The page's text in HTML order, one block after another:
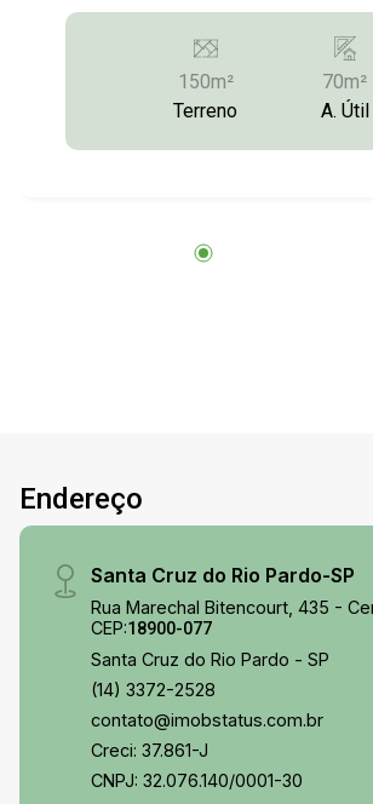
150m²
Terreno
70m²
A. Útil
Endereço
Santa Cruz do Rio Pardo-SP
Rua Marechal Bitencourt, 435 -
CEP:18900-077
Santa Cruz do Rio Pardo - SP
(14) 3372-2528
contato@imobstatus.com.br
Creci: 37.861-J
CNPJ: 32.076.140/0001-30